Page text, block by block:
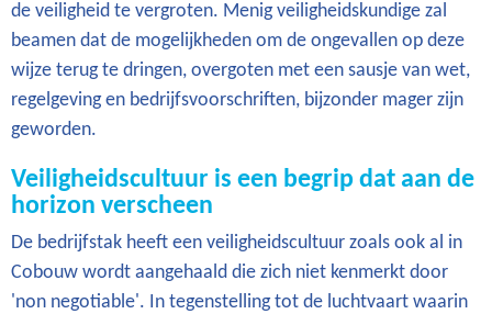
de veiligheid te vergroten. Menig veiligheidskundige zal
beamen dat de mogelijkheden om de ongevallen op deze
wijze terug te dringen, overgoten met een sausje van wet,
regelgeving en bedrijfsvoorschriften, bijzonder mager zijn
geworden.
Veiligheidscultuur is een begrip dat aan de
horizon verscheen
De bedrijfstak heeft een veiligheidscultuur zoals ook al in
Cobouw wordt aangehaald die zich niet kenmerkt door
'non negotiable'. In tegenstelling tot de luchtvaart waarin